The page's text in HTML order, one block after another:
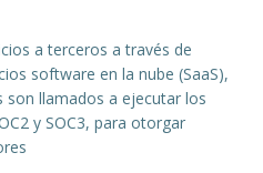
a terceros a través de
software en la nube (SaaS),
son llamados a ejecutar los
y SOC3, para otorgar